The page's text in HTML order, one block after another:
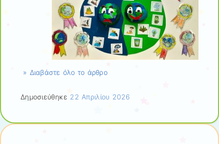
» Διαβάστε όλο το άρθρο
Δημοσιεύθηκε 22 Απριλίου 2026